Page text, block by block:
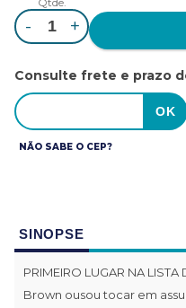
- +
Consulte frete e prazo
NÃO SABE O CEP?
SINOPSE
PRIMEIRO LUGAR NA
Brown ousou tocar em